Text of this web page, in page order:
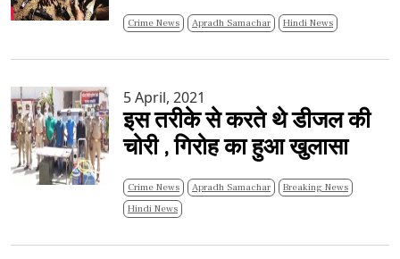
Crime News Apradh Samachar Hindi News
5 April, 2021
इस तरीके से करते थे डीजल की
चोरी , गिरोह का हुआ खुलासा
Crime News Apradh Samachar
Breaking News
Hindi News